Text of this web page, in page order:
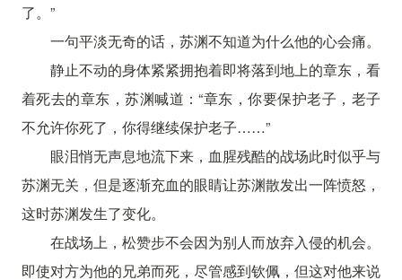
了。”
一句平淡无奇的话，苏渊不知道为什么他的心会痛。
静止不动的身体紧紧拥抱着即将落到地上的章东，看
着死去的章东，苏渊喊道：“章东，你要保护老子，老子
不允许你死了，你得继续保护老子……”
眼泪悄无声息地流下来，血腥残酷的战场此时似乎与
苏渊无关，但是逐渐充血的眼睛让苏渊散发出一阵愤怒，
这时苏渊发生了变化。
在战场上，松赞步不会因为别人而放弃入侵的机会。
即使对方为他的兄弟而死，尽管感到钦佩，但这对他来说